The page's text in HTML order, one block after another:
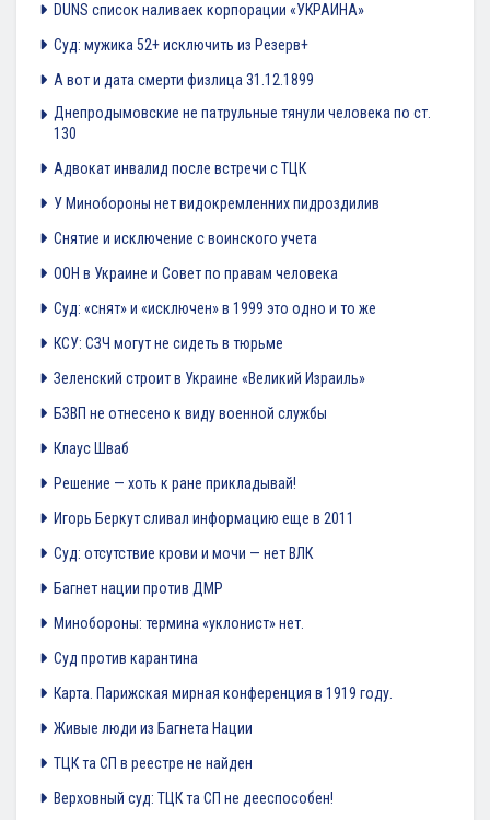
DUNS список наливаек корпорации «УКРАИНА»
Суд: мужика 52+ исключить из Резерв+
А вот и дата смерти физлица 31.12.1899
Днепродымовские не патрульные тянули человека по ст.
130
Адвокат инвалид после встречи с ТЦК
У Минобороны нет видокремленних пидроздилив
Снятие и исключение с воинского учета
ООН в Украине и Совет по правам человека
Суд: «снят» и «исключен» в 1999 это одно и то же
КСУ: СЗЧ могут не сидеть в тюрьме
Зеленский строит в Украине «Великий Израиль»
БЗВП не отнесено к виду военной службы
Клаус Шваб
Решение — хоть к ране прикладывай!
Игорь Беркут сливал информацию еще в 2011
Суд: отсутствие крови и мочи — нет ВЛК
Багнет нации против ДМР
Минобороны: термина «уклонист» нет.
Суд против карантина
Карта. Парижская мирная конференция в 1919 году.
Живые люди из Багнета Нации
ТЦК та СП в реестре не найден
Верховный суд: ТЦК та СП не дееспособен!